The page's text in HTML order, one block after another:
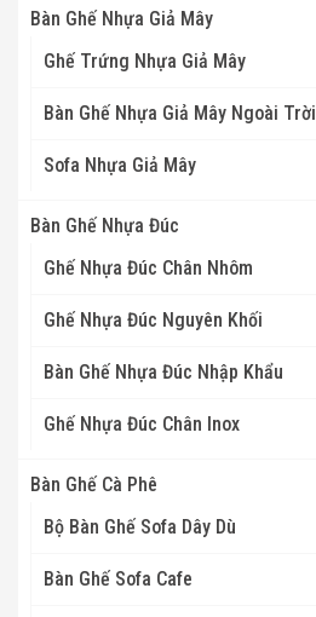
Bàn Ghế Nhựa Giả Mây
Ghế Trứng Nhựa Giả Mây
Bàn Ghế Nhựa Giả Mây Ngoài Trời
Sofa Nhựa Giả Mây
Bàn Ghế Nhựa Đúc
Ghế Nhựa Đúc Chân Nhôm
Ghế Nhựa Đúc Nguyên Khối
Bàn Ghế Nhựa Đúc Nhập Khẩu
Ghế Nhựa Đúc Chân Inox
Bàn Ghế Cà Phê
Bộ Bàn Ghế Sofa Dây Dù
Bàn Ghế Sofa Cafe